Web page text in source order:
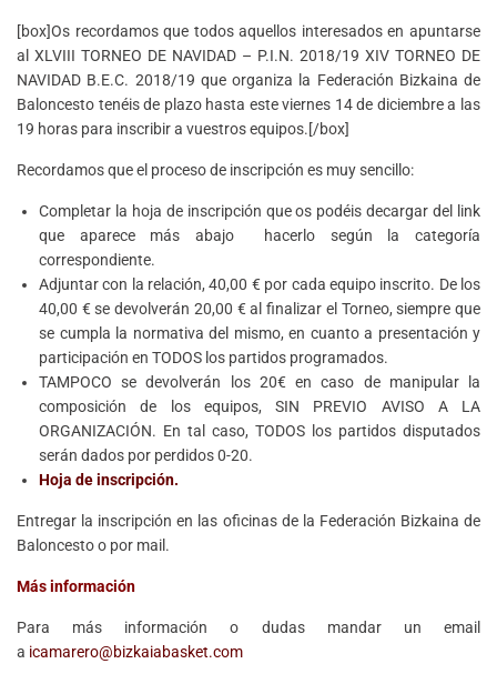
[box]Os recordamos que todos aquellos interesados en apuntarse
al XLVIII TORNEO DE NAVIDAD – P.I.N. 2018/19 XIV TORNEO DE
NAVIDAD B.E.C. 2018/19 que organiza la Federación Bizkaina de
Baloncesto tenéis de plazo hasta este viernes 14 de diciembre a las
19 horas para inscribir a vuestros equipos.[/box]
Recordamos que el proceso de inscripción es muy sencillo:
Completar la hoja de inscripción que os podéis decargar del link
que aparece más abajo hacerlo según la categoría
correspondiente.
Adjuntar con la relación, 40,00 € por cada equipo inscrito. De los
40,00 € se devolverán 20,00 € al finalizar el Torneo, siempre que
se cumpla la normativa del mismo, en cuanto a presentación y
participación en TODOS los partidos programados.
TAMPOCO se devolverán los 20€ en caso de manipular la
composición de los equipos, SIN PREVIO AVISO A LA
ORGANIZACIÓN. En tal caso, TODOS los partidos disputados
serán dados por perdidos 0-20.
Hoja de inscripción.
Entregar la inscripción en las oficinas de la Federación Bizkaina de
Baloncesto o por mail.
Más información
Para más información o dudas mandar un email
a icamarero@bizkaiabasket.com